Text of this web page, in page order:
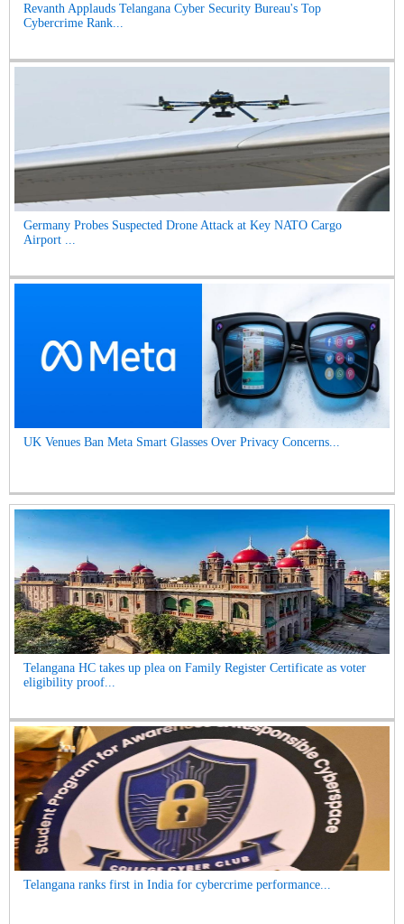
Revanth Applauds Telangana Cyber Security Bureau's Top
Cybercrime Rank...
Germany Probes Suspected Drone Attack at Key NATO Cargo
Airport ...
UK Venues Ban Meta Smart Glasses Over Privacy Concerns...
Telangana HC takes up plea on Family Register Certificate as voter
eligibility proof...
Telangana ranks first in India for cybercrime performance...